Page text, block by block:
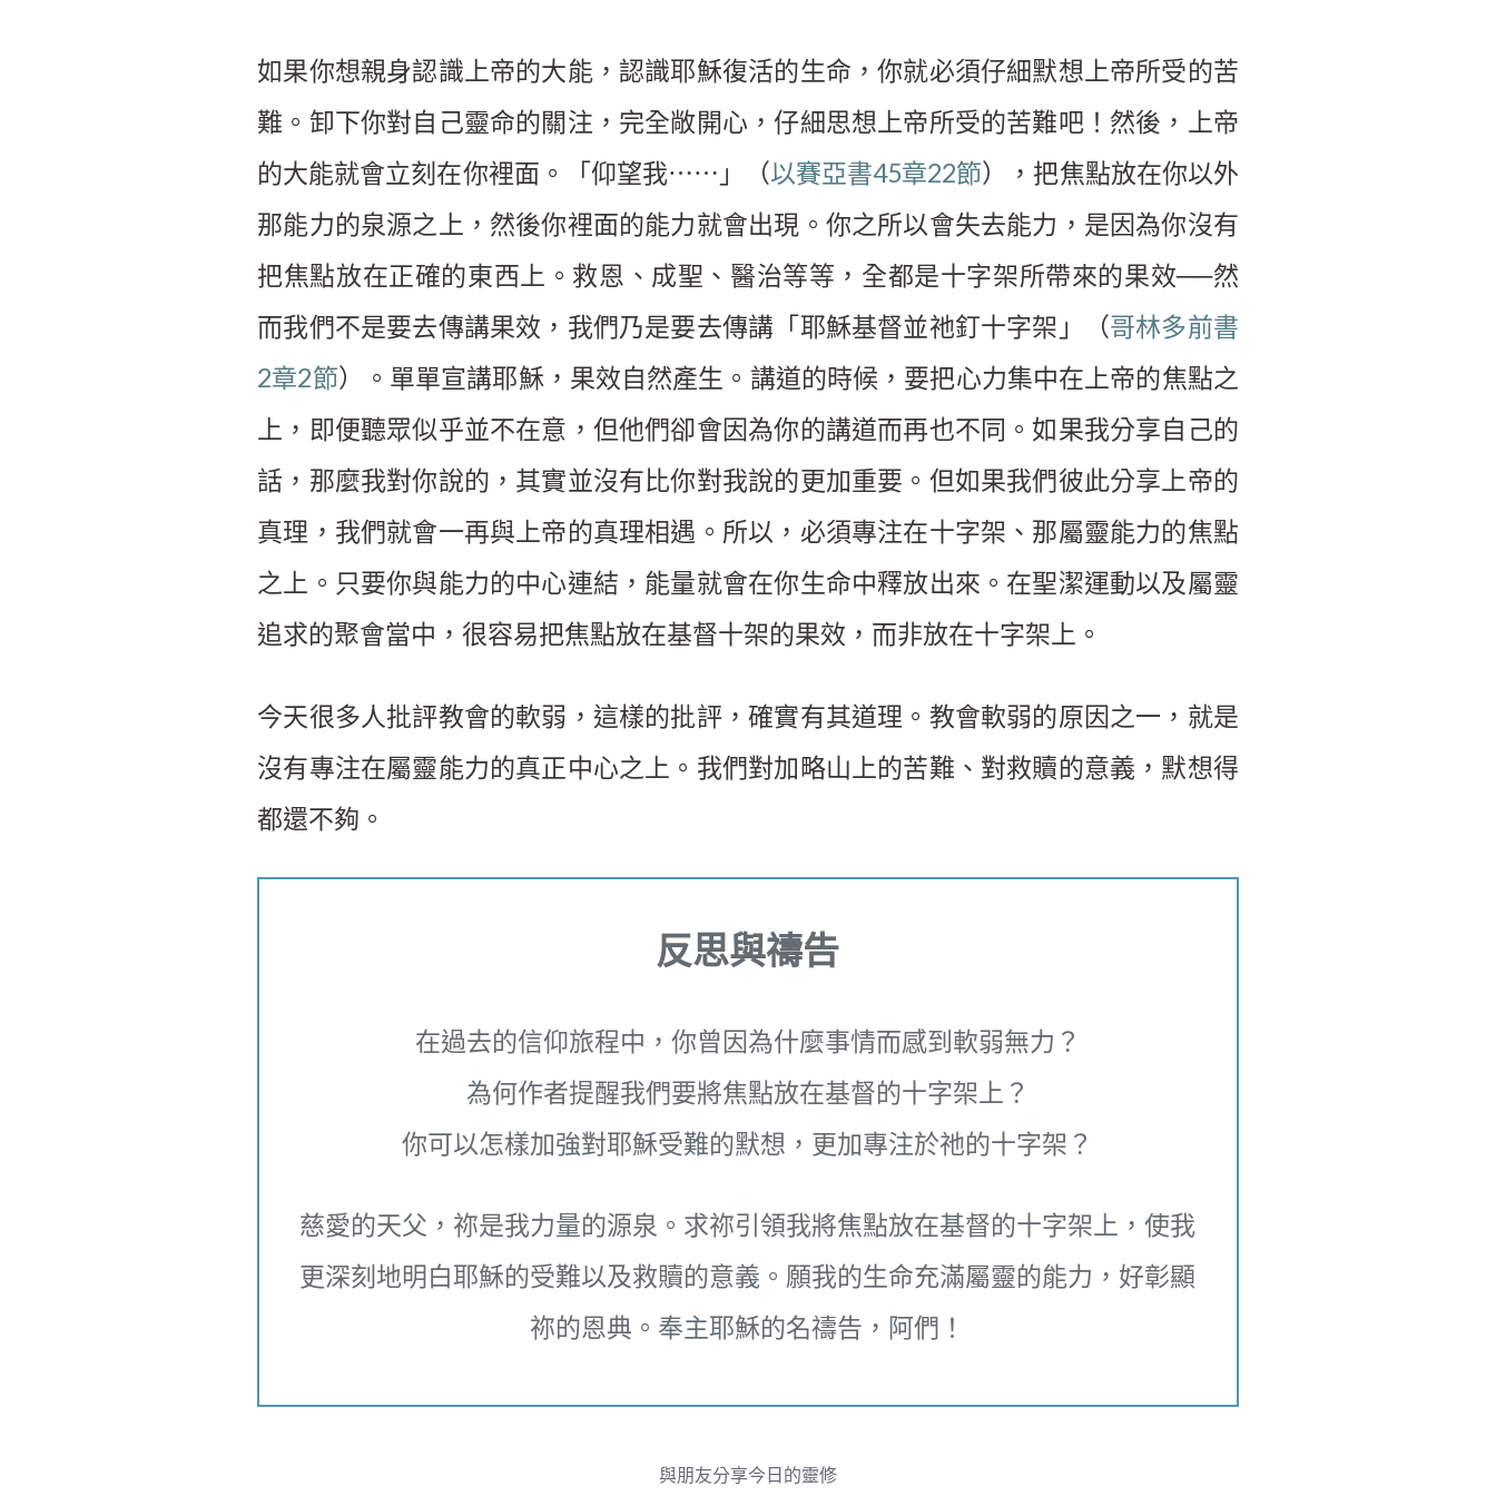
如果你想親身認識上帝的大能，認識耶穌復活的生命，你就必須仔細默想上帝所受的苦
難。卸下你對自己靈命的關注，完全敞開心，仔細思想上帝所受的苦難吧！然後，上帝
的大能就會立刻在你裡面。「仰望我⋯⋯」（以賽亞書45章22節），把焦點放在你以外
那能力的泉源之上，然後你裡面的能力就會出現。你之所以會失去能力，是因為你沒有
把焦點放在正確的東西上。救恩、成聖、醫治等等，全都是十字架所帶來的果效──然
而我們不是要去傳講果效，我們乃是要去傳講「耶穌基督並祂釘十字架」（哥林多前書
2章2節）。單單宣講耶穌，果效自然產生。講道的時候，要把心力集中在上帝的焦點之
上，即便聽眾似乎並不在意，但他們卻會因為你的講道而再也不同。如果我分享自己的
話，那麼我對你說的，其實並沒有比你對我說的更加重要。但如果我們彼此分享上帝的
真理，我們就會一再與上帝的真理相遇。所以，必須專注在十字架、那屬靈能力的焦點
之上。只要你與能力的中心連結，能量就會在你生命中釋放出來。在聖潔運動以及屬靈
追求的聚會當中，很容易把焦點放在基督十架的果效，而非放在十字架上。
今天很多人批評教會的軟弱，這樣的批評，確實有其道理。教會軟弱的原因之一，就是
沒有專注在屬靈能力的真正中心之上。我們對加略山上的苦難、對救贖的意義，默想得
都還不夠。
反思與禱告
在過去的信仰旅程中，你曾因為什麼事情而感到軟弱無力？
為何作者提醒我們要將焦點放在基督的十字架上？
你可以怎樣加強對耶穌受難的默想，更加專注於祂的十字架？
慈愛的天父，祢是我力量的源泉。求祢引領我將焦點放在基督的十字架上，使我
更深刻地明白耶穌的受難以及救贖的意義。願我的生命充滿屬靈的能力，好彰顯
祢的恩典。奉主耶穌的名禱告，阿們！
與朋友分享今日的靈修